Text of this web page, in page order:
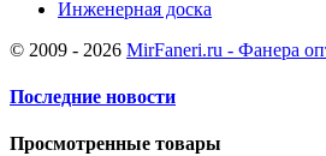
Инженерная доска
© 2009 - 2026 MirFaneri.ru - Фанера
Последние новости
Просмотренные товары